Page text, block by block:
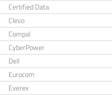
Certified Data
Clevo
Compal
CyberPower
Dell
Eurocom
Everex